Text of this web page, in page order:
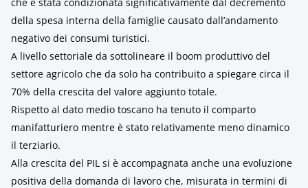
della spesa interna della famiglie causato dall’andamento
negativo dei consumi turistici.
A livello settoriale da sottolineare il boom produttivo del
settore agricolo che da solo ha contribuito a spiegare circa il
70% della crescita del valore aggiunto totale.
Rispetto al dato medio toscano ha tenuto il comparto
manifatturiero mentre è stato relativamente meno dinamico
il terziario.
Alla crescita del PIL si è accompagnata anche una evoluzione
positiva della domanda di lavoro che, misurata in termini di